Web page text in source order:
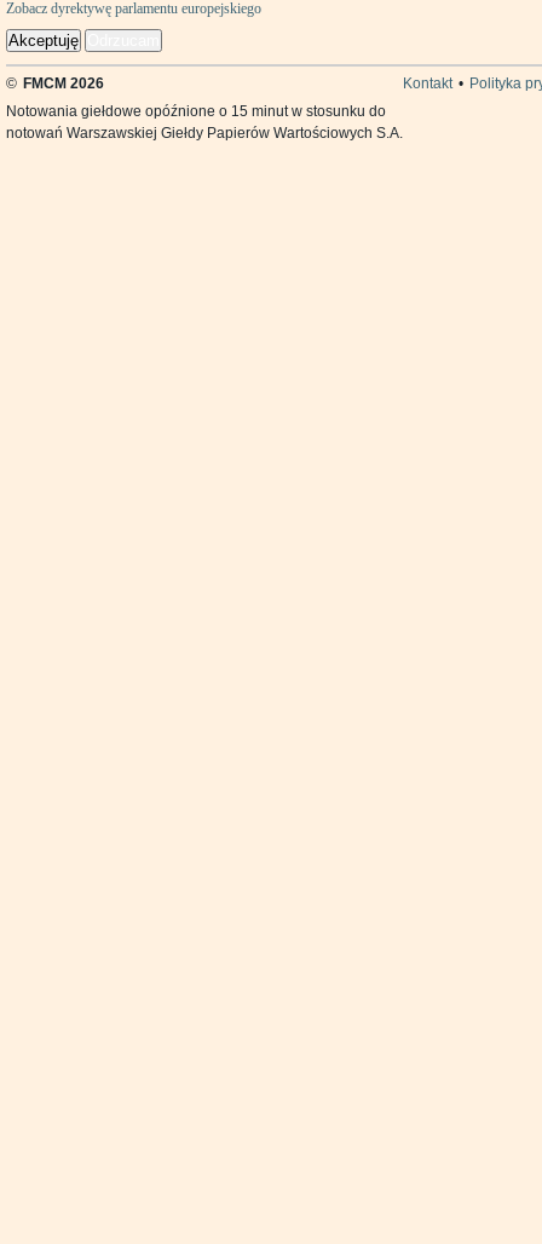
Zobacz dyrektywę parlamentu europejskiego
Akceptuję
© FMCM 2026 Kontakt • Polityka
Notowania giełdowe opóźnione o 15 minut w stosunku do
notowań Warszawskiej Giełdy Papierów Wartościowych S.A.